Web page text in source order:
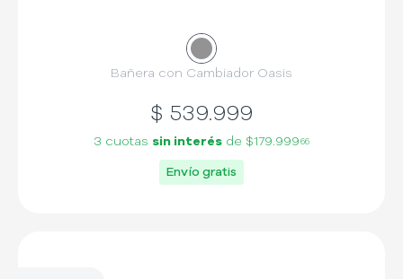
Bañera con Cambiador Oasis
$ 539.999
3 cuotas sin interés de $179.999 66
Envío gratis